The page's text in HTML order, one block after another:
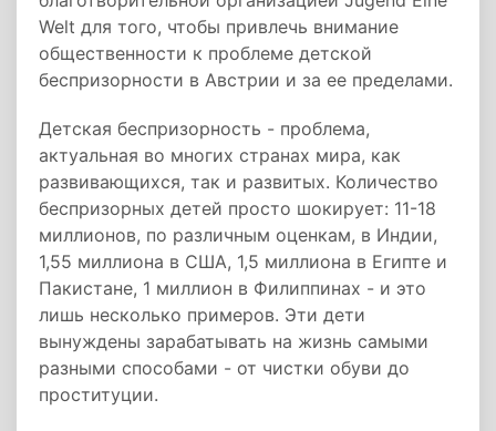
Welt для того, чтобы привлечь внимание
общественности к проблеме детской
беспризорности в Австрии и за ее пределами.
Детская беспризорность - проблема,
актуальная во многих странах мира, как
развивающихся, так и развитых. Количество
беспризорных детей просто шокирует: 11-18
миллионов, по различным оценкам, в Индии,
1,55 миллиона в США, 1,5 миллиона в Египте и
Пакистане, 1 миллион в Филиппинах - и это
лишь несколько примеров. Эти дети
вынуждены зарабатывать на жизнь самыми
разными способами - от чистки обуви до
проституции.